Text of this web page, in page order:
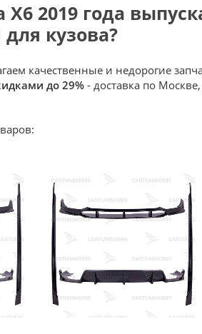
2019 года
кузова?
качественные и недорогие
до 29%- доставка по